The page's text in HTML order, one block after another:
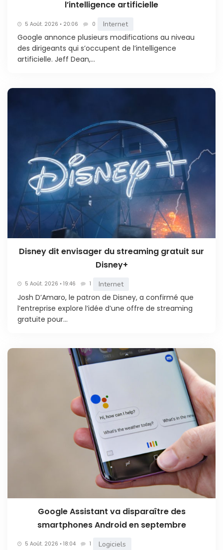
l’intelligence artificielle
5 Août. 2026 • 20:06 0 Internet
Google annonce plusieurs modifications au niveau
des dirigeants qui s’occupent de l’intelligence
artificielle. Jeff Dean,...
Disney dit envisager du streaming gratuit sur
Disney+
5 Août. 2026 • 19:46 1 Internet
Josh D’Amaro, le patron de Disney, a confirmé que
l’entreprise explore l’idée d’une offre de streaming
gratuite pour...
Google Assistant va disparaître des
smartphones Android en septembre
5 Août. 2026 • 18:04 1 Logiciels